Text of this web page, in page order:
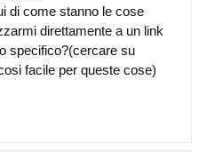
di come stanno le cose
direttamente a un link
specifico?(cercare su
facile per queste cose)